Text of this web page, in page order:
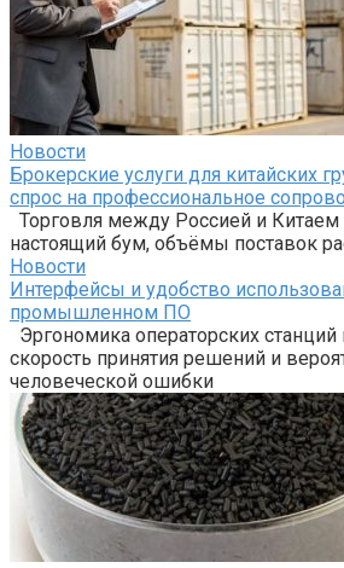
Новости
Брокерские услуги для китайских
спрос на профессиональное
Торговля между Россией и
настоящий бум, объёмы поставок
Новости
Интерфейсы и удобство
промышленном ПО
Эргономика операторских
скорость принятия решений и
человеческой ошибки